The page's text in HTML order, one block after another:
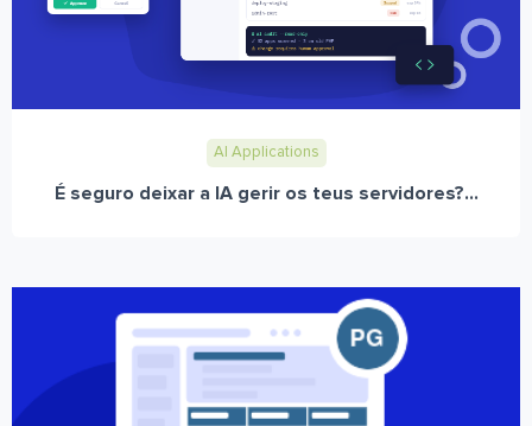
AI Applications
É seguro deixar a IA gerir os teus servidores?...